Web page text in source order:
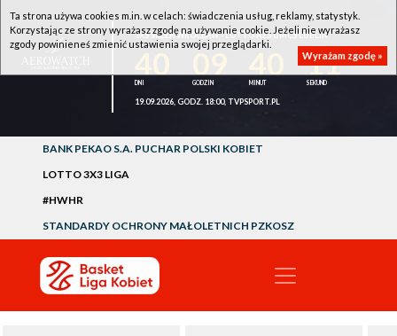
1KS ŚLĘZA WROCŁAW - LOTTO AZS UMCS LUBLIN
11
19.09.2026, GODZ. 18:00, TVPSPORT.PL
BANK PEKAO S.A. PUCHAR POLSKI KOBIET
LOTTO 3X3 LIGA
#HWHR
STANDARDY OCHRONY MAŁOLETNICH PZKOSZ
Ta strona używa cookies m.in. w celach: świadczenia usług, reklamy, statystyk.
Korzystając ze strony wyrażasz zgodę na używanie cookie. Jeżeli nie wyrażasz
zgody powinieneś zmienić ustawienia swojej przeglądarki.
Wyrażam zgodę »